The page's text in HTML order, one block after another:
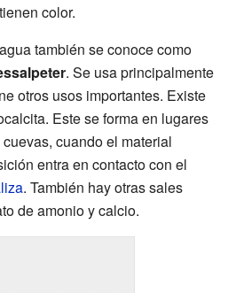
color.
también se conoce como
. Se usa principalmente
otros usos importantes. Existe
Este se forma en lugares
cuando el material
entra en contacto con el
. También hay otras sales
de amonio y calcio.